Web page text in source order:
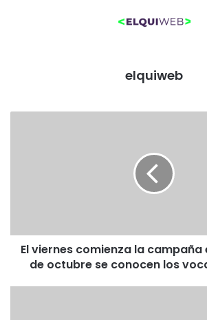
elquiweb
s
El viernes comienza la
de octubre se conocen los